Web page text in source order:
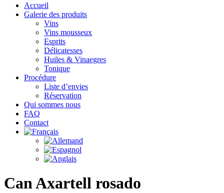
Accueil
Galerie des produits
Vins
Vins mousseux
Esprits
Délicatesses
Huiles & Vinaegres
Tonique
Procédure
Liste d’envies
Réservation
Qui sommes nous
FAQ
Contact
Can Axartell rosado